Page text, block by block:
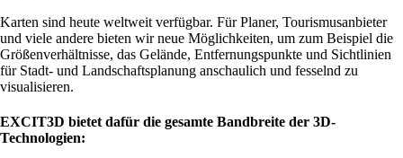
Karten sind heute weltweit verfügbar. Für Planer, Tourismusanbieter
und viele andere bieten wir neue Möglichkeiten, um zum Beispiel die
Größenverhältnisse, das Gelände, Entfernungspunkte und Sichtlinien
für Stadt- und Landschaftsplanung anschaulich und fesselnd zu
visualisieren.
EXCIT3D bietet dafür die gesamte Bandbreite der 3D-
Technologien: